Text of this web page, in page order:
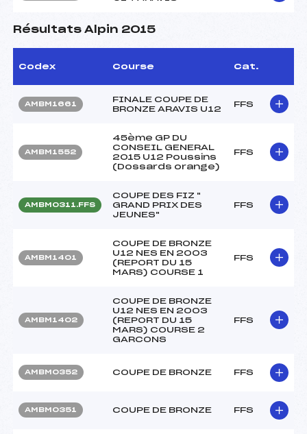
Résultats Alpin 2015
Codex Course Cat.
AMBM1661
FINALE COUPE DE
BRONZE ARAVIS U12
FFS
AMBM1552
45ème GP DU
CONSEIL GENERAL
2015 U12 Poussins
(Dossards orange)
FFS
AMBM0311.FFS
COUPE DES FIZ "
GRAND PRIX DES
JEUNES"
FFS
AMBM1401
COUPE DE BRONZE
U12 NES EN 2003
(REPORT DU 15
MARS) COURSE 1
FFS
AMBM1402
COUPE DE BRONZE
U12 NES EN 2003
(REPORT DU 15
MARS) COURSE 2
GARCONS
FFS
AMBM0352 COUPE DE BRONZE FFS
AMBM0351 COUPE DE BRONZE FFS